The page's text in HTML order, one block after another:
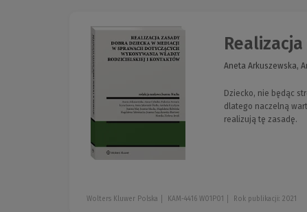
Aneta Arkuszewska,
Dziecko, nie będąc
dlatego naczelną
realizują tę zasadę.
Wolters Kluwer Polska KAM-4416 W01P01 Rok publikacji: 2021